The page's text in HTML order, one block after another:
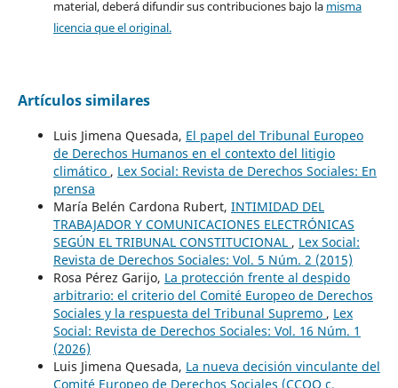
material, deberá difundir sus contribuciones bajo la misma
licencia que el original.
Artículos similares
Luis Jimena Quesada, El papel del Tribunal Europeo
de Derechos Humanos en el contexto del litigio
climático , Lex Social: Revista de Derechos Sociales: En
prensa
María Belén Cardona Rubert, INTIMIDAD DEL
TRABAJADOR Y COMUNICACIONES ELECTRÓNICAS
SEGÚN EL TRIBUNAL CONSTITUCIONAL , Lex Social:
Revista de Derechos Sociales: Vol. 5 Núm. 2 (2015)
Rosa Pérez Garijo, La protección frente al despido
arbitrario: el criterio del Comité Europeo de Derechos
Sociales y la respuesta del Tribunal Supremo , Lex
Social: Revista de Derechos Sociales: Vol. 16 Núm. 1
(2026)
Luis Jimena Quesada, La nueva decisión vinculante del
Comité Europeo de Derechos Sociales (CCOO c.